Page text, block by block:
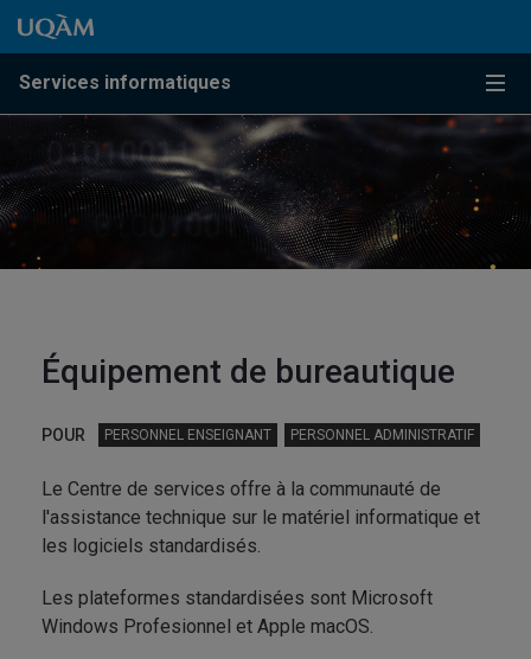
Passer au contenu
Accéder au menu principal
Accéder à la recherche
Passer au contenu
Accéder au menu principal
Services informatiques
Équipement de bureautique
POUR PERSONNEL ENSEIGNANT PERSONNEL ADMINISTRATIF
Le Centre de services offre à la communauté de
l'assistance technique sur le matériel informatique et
les logiciels standardisés.
Les plateformes standardisées sont Microsoft
Windows Profesionnel et Apple macOS.